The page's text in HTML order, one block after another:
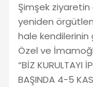
Şimşek ziyaretin
yeniden
hale
Özel ve
“BİZ KURULTAYI
BAŞINDA 4-5